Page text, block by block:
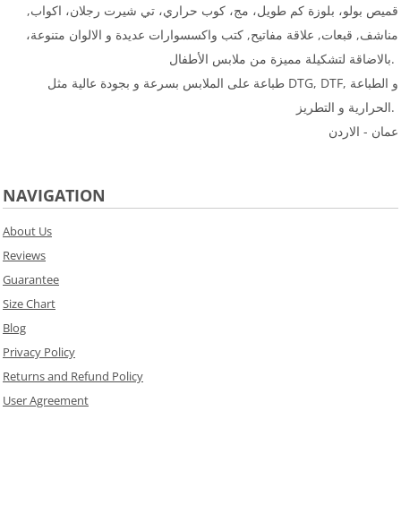
قميص بولو، بلوزة كم طويل، مج، كوب حراري، تي شيرت رجلان، اكواب,
مناشف, قبعات, علاقة مفاتيح, كتب واكسسوارات عديدة و الالوان متنوعة،
بالاضاقة لتشكيلة مميزة من ملابس الأطفال.
طباعة على الملابس بسرعة و بجودة عالية مثل DTG, DTF, و الطباعة
الحرارية و التطريز.
عمان - الاردن
NAVIGATION
About Us
Reviews
Guarantee
Size Chart
Blog
Privacy Policy
Returns and Refund Policy
User Agreement